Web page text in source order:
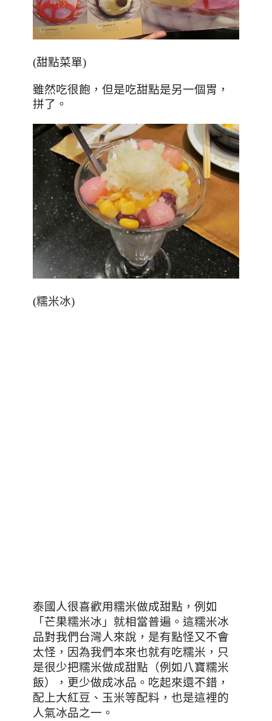
(甜點菜單)
雖然吃很飽 ， 但是吃甜點是另一個胃，
拼了。
(糯米冰)
泰國人很喜歡用糯米做成甜點 ，例如
「芒果糯米冰」就相當普遍。這糯米冰
品對我們台灣人來說 ，是有點怪又不會
太怪 ，因為我們本來也就有吃糯米 ，只
是很少把糯米做成甜點（例如八寶糯米
飯）
，更少做成冰品。吃起來還不錯 ，
配上大紅豆、玉米等配料 ，也是這裡的
人氣冰品之一。